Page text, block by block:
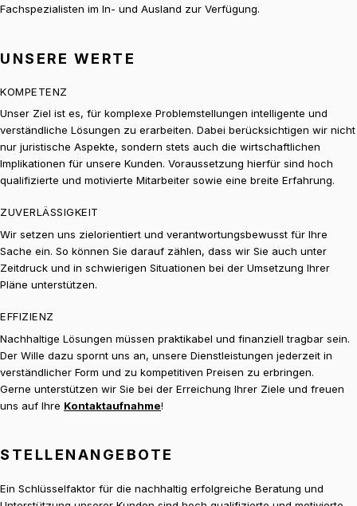
Fachspezialisten im In- und Ausland zur Verfügung.
UNSERE WERTE
KOMPETENZ
Unser Ziel ist es, für komplexe Problemstellungen intelligente und
verständliche Lösungen zu erarbeiten. Dabei berücksichtigen wir nicht
nur juristische Aspekte, sondern stets auch die wirtschaftlichen
Implikationen für unsere Kunden. Voraussetzung hierfür sind hoch
qualifizierte und motivierte Mitarbeiter sowie eine breite Erfahrung.
ZUVERLÄSSIGKEIT
Wir setzen uns zielorientiert und verantwortungsbewusst für Ihre
Sache ein. So können Sie darauf zählen, dass wir Sie auch unter
Zeitdruck und in schwierigen Situationen bei der Umsetzung Ihrer
Pläne unterstützen.
EFFIZIENZ
Nachhaltige Lösungen müssen praktikabel und finanziell tragbar sein.
Der Wille dazu spornt uns an, unsere Dienstleistungen jederzeit in
verständlicher Form und zu kompetitiven Preisen zu erbringen.
Gerne unterstützen wir Sie bei der Erreichung Ihrer Ziele und freuen
uns auf Ihre Kontaktaufnahme!
STELLENANGEBOTE
Ein Schlüsselfaktor für die nachhaltig erfolgreiche Beratung und